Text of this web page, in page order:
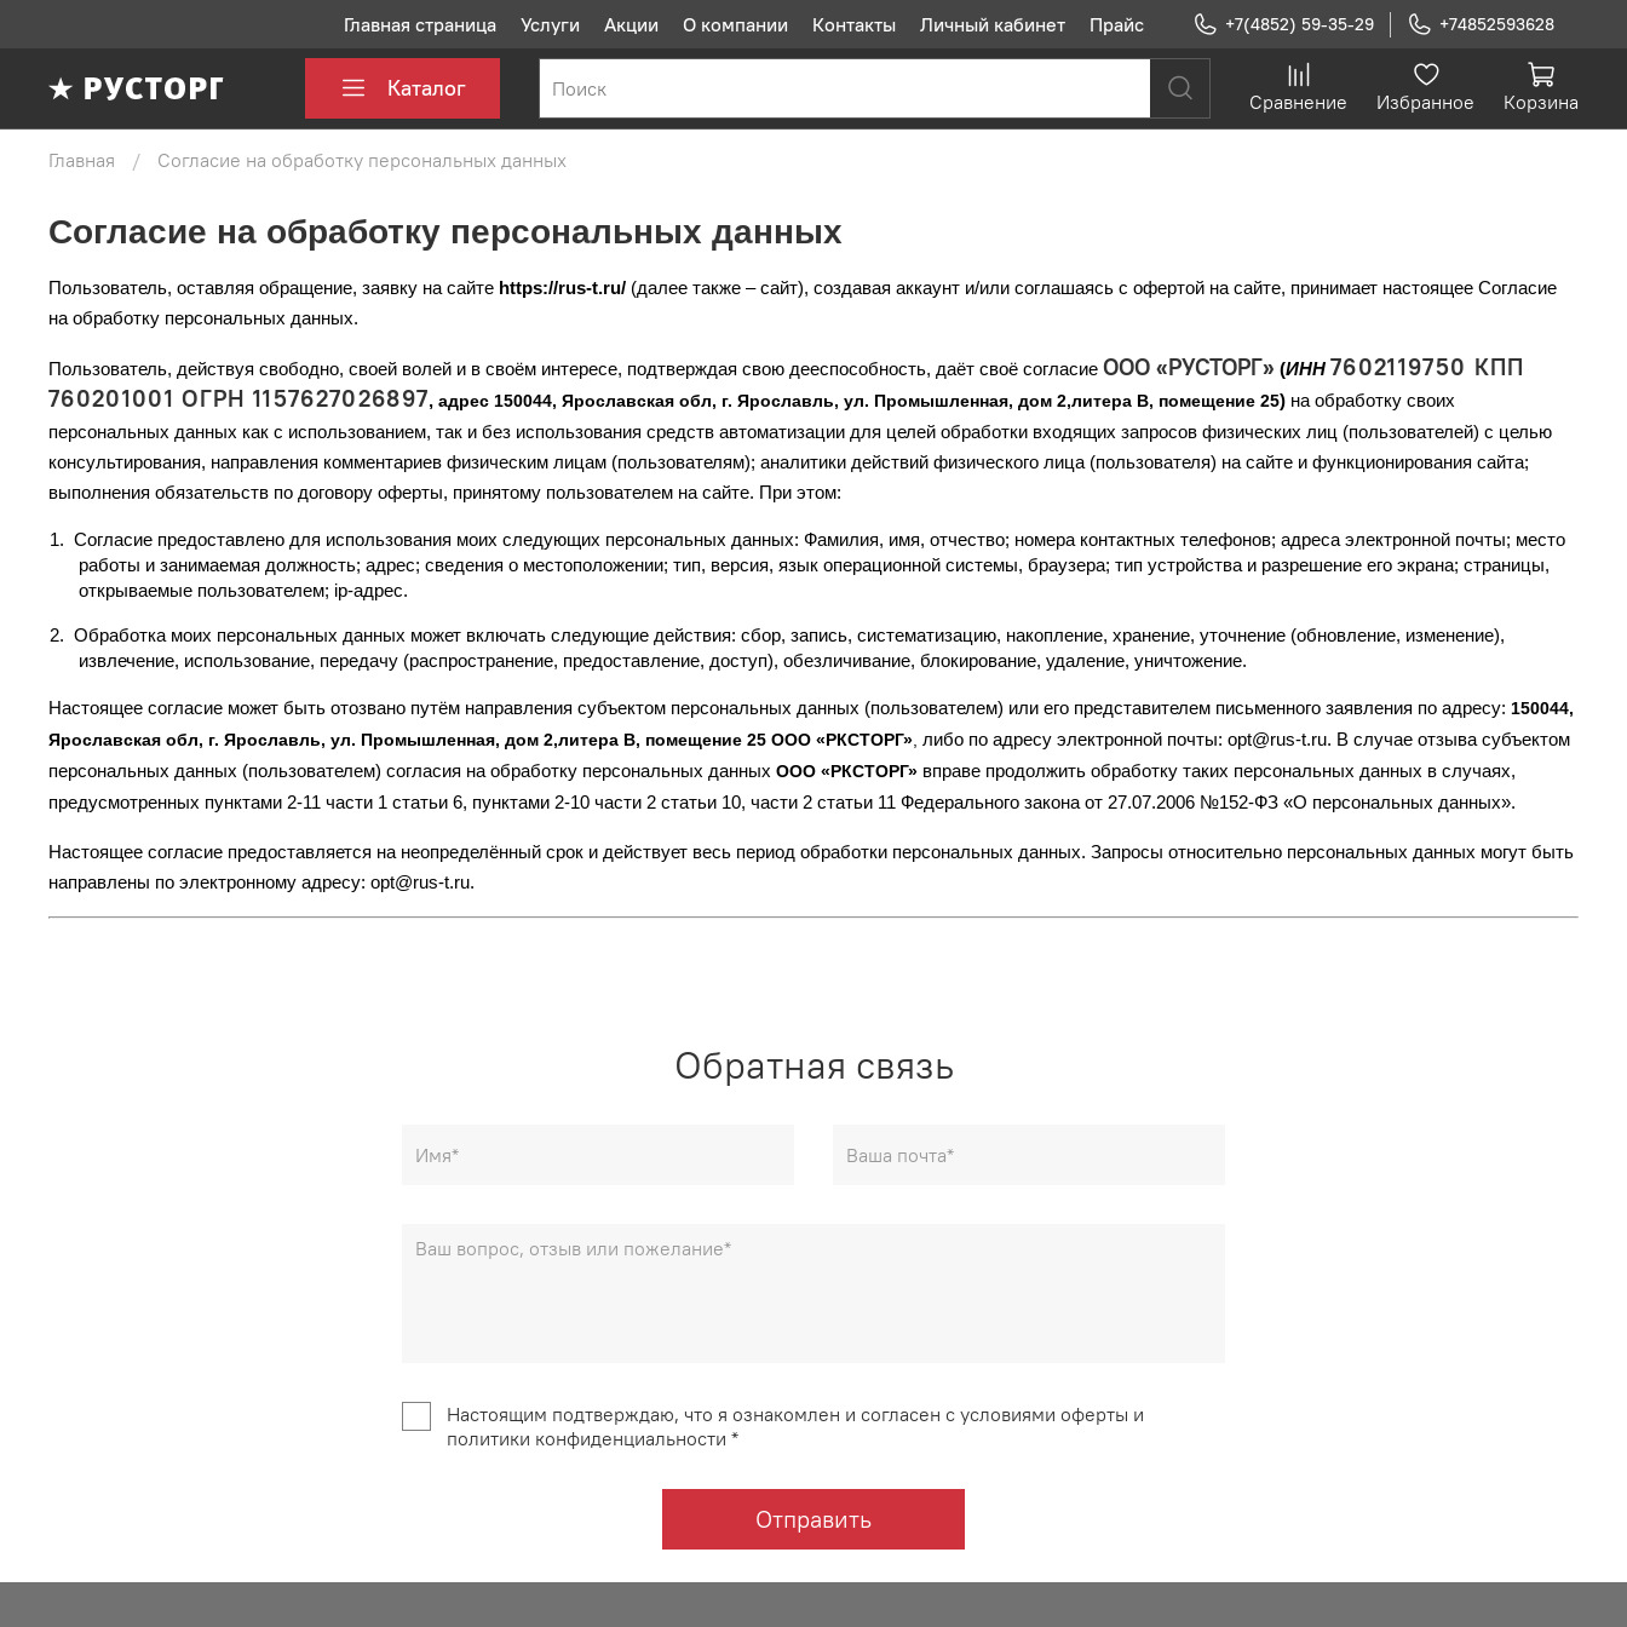
Главная страница Услуги Акции О компании Контакты Личный кабинет Прайс +7(4852) 59-35-29 +74852593628
Каталог Сравнение Избранное Корзина
Главная Согласие на обработку персональных данных
Согласие на обработку персональных данных
Пользователь, оставляя обращение, заявку на сайте https://rus-t.ru/ (далее также – сайт), создавая аккаунт и/или соглашаясь с офертой на сайте, принимает настоящее Согласие
на обработку персональных данных.
Пользователь, действуя свободно, своей волей и в своём интересе, подтверждая свою дееспособность, даёт своё согласие ООО «РУСТОРГ» (ИНН 7602119750 КПП
760201001 ОГРН 1157627026897,адрес 150044, Ярославская обл, г. Ярославль, ул. Промышленная, дом 2,литера В, помещение 25) на обработку своих
персональных данных как с использованием, так и без использования средств автоматизации для целей обработки входящих запросов физических лиц (пользователей) с целью
консультирования, направления комментариев физическим лицам (пользователям); аналитики действий физического лица (пользователя) на сайте и функционирования сайта;
выполнения обязательств по договору оферты, принятому пользователем на сайте. При этом:
1. Согласие предоставлено для использования моих следующих персональных данных: Фамилия, имя, отчество; номера контактных телефонов; адреса электронной почты; место
работы и занимаемая должность; адрес; сведения о местоположении; тип, версия, язык операционной системы, браузера; тип устройства и разрешение его экрана; страницы,
открываемые пользователем; ip-адрес.
2. Обработка моих персональных данных может включать следующие действия: сбор, запись, систематизацию, накопление, хранение, уточнение (обновление, изменение),
извлечение, использование, передачу (распространение, предоставление, доступ), обезличивание, блокирование, удаление, уничтожение.
Настоящее согласие может быть отозвано путём направления субъектом персональных данных (пользователем) или его представителем письменного заявления по адресу: 150044,
Ярославская обл, г. Ярославль, ул. Промышленная, дом 2,литера В, помещение 25 ООО «РКСТОРГ», либо по адресу электронной почты: opt@rus-t.ru. В случае отзыва субъектом
персональных данных (пользователем) согласия на обработку персональных данных ООО «РКСТОРГ» вправе продолжить обработку таких персональных данных в случаях,
предусмотренных пунктами 2-11 части 1 статьи 6, пунктами 2-10 части 2 статьи 10, части 2 статьи 11 Федерального закона от 27.07.2006 №152-ФЗ «О персональных данных».
Настоящее согласие предоставляется на неопределённый срок и действует весь период обработки персональных данных. Запросы относительно персональных данных могут быть
направлены по электронному адресу: opt@rus-t.ru.
Обратная связь
Настоящим подтверждаю, что я ознакомлен и согласен с условиями оферты и
политики конфиденциальности *
Отправить